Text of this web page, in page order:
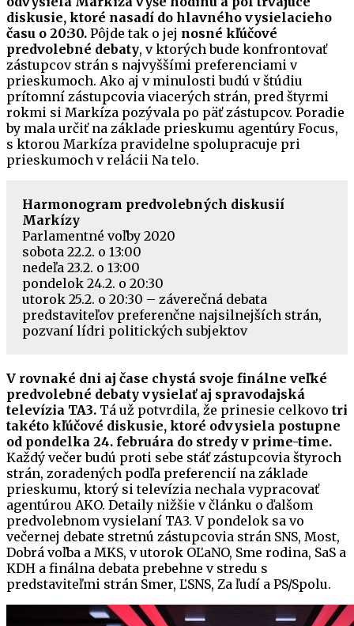
diskusie, ktoré nasadí do hlavného vysielacieho
času o 20:30. Pôjde tak o jej nosné kľúčové
predvolebné debaty, v ktorých bude konfrontovať
zástupcov strán s najvyššími preferenciami v
prieskumoch. Ako aj v minulosti budú v štúdiu
prítomní zástupcovia viacerých strán, pred štyrmi
rokmi si Markíza pozývala po päť zástupcov. Poradie
by mala určiť na základe prieskumu agentúry Focus,
s ktorou Markíza pravidelne spolupracuje pri
prieskumoch v relácii Na telo.
Harmonogram predvolebných diskusií
Markízy
Parlamentné voľby 2020
sobota 22.2. o 13:00
nedeľa 23.2. o 13:00
pondelok 24.2. o 20:30
utorok 25.2. o 20:30 – záverečná debata
predstaviteľov preferenčne najsilnejších strán,
pozvaní lídri politických subjektov
V rovnaké dni aj čase chystá svoje finálne veľké
predvolebné debaty vysielať aj spravodajská
televízia TA3. Tá už potvrdila, že prinesie celkovo tri
takéto kľúčové diskusie, ktoré odvysiela postupne
od pondelka 24. februára do stredy v prime-time.
Každý večer budú proti sebe stáť zástupcovia štyroch
strán, zoradených podľa preferencií na základe
prieskumu, ktorý si televízia nechala vypracovať
agentúrou AKO. Detaily nižšie v článku o ďalšom
predvolebnom vysielaní TA3. V pondelok sa vo
večernej debate stretnú zástupcovia strán SNS, Most,
Dobrá voľba a MKS, v utorok OĽaNO, Sme rodina, SaS a
KDH a finálna debata prebehne v stredu s
predstaviteľmi strán Smer, ĽSNS, Za ľudí a PS/Spolu.